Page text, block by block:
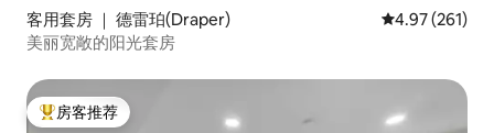
客用套房 ｜ 德雷珀(Draper) 平均评分 4.97
4.97 (261)
美丽宽敞的阳光套房
热门「房客推荐」
房客推荐